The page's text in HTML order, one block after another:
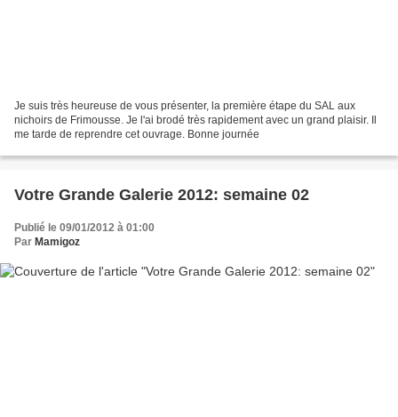
Je suis très heureuse de vous présenter, la première étape du SAL aux
nichoirs de Frimousse. Je l'ai brodé très rapidement avec un grand plaisir. Il
me tarde de reprendre cet ouvrage. Bonne journée
Votre Grande Galerie 2012: semaine 02
Publié le 09/01/2012 à 01:00
Par Mamigoz